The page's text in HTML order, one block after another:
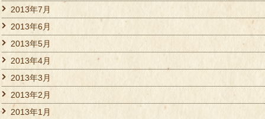
2013年7月
2013年6月
2013年5月
2013年4月
2013年3月
2013年2月
2013年1月